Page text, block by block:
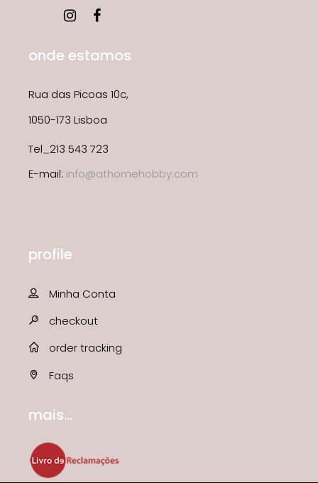
onde estamos
Rua das Picoas 10c,
1050-173 Lisboa
Tel_213 543 723
E-mail: info@athomehobby.com
profile
Minha Conta
checkout
order tracking
Faqs
mais...